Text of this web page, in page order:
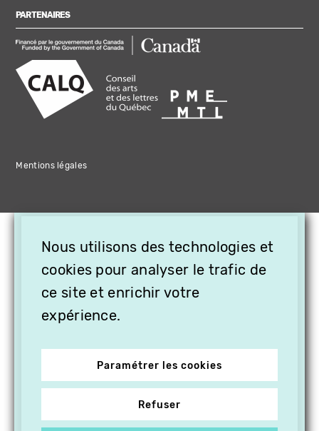
PARTENAIRES
Mentions légales
Nous utilisons des technologies et
cookies pour analyser le trafic de
ce site et enrichir votre
expérience.
Paramétrer les cookies
Refuser
OFFREZ LA VIDÉO EN
CADEAU, ABONNEZ VOS
PROCHES À VITHÈQUE !